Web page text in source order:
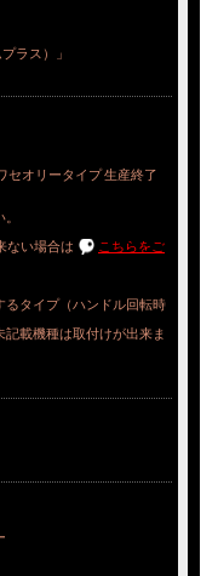
ラス）」
オリータイプ 生産終了
ない場合は
こちらをご
るタイプ（ハンドル回転時
載機種は取付けが出来ま